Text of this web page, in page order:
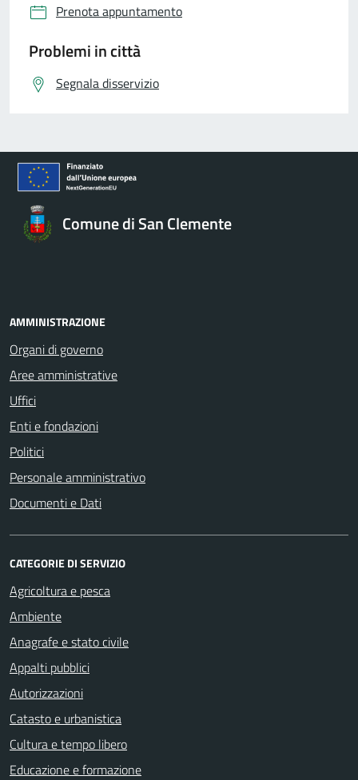
Prenota appuntamento
Problemi in città
Segnala disservizio
Comune di San Clemente
AMMINISTRAZIONE
Organi di governo
Aree amministrative
Uffici
Enti e fondazioni
Politici
Personale amministrativo
Documenti e Dati
CATEGORIE DI SERVIZIO
Agricoltura e pesca
Ambiente
Anagrafe e stato civile
Appalti pubblici
Autorizzazioni
Catasto e urbanistica
Cultura e tempo libero
Educazione e formazione